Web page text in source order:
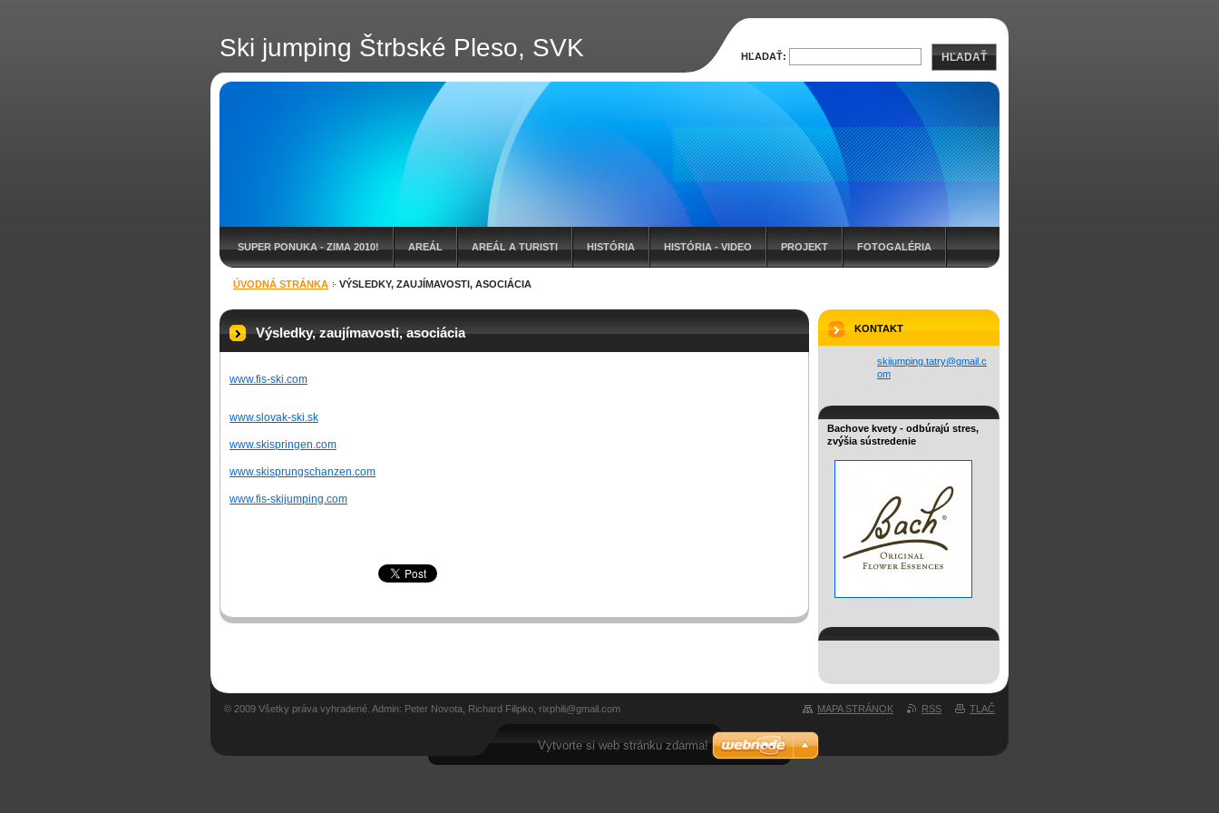
Ski jumping Štrbské Pleso, SVK
SUPER PONUKA - ZIMA 2010! AREÁL AREÁL A TURISTI HISTÓRIA HISTÓRIA - VIDEO PROJEKT FOTOGALÉRIA
BLOG
ÚVODNÁ STRÁNKA VÝSLEDKY, ZAUJÍMAVOSTI, ASOCIÁCIA
Výsledky, zaujímavosti, asociácia
www.fis-ski.com
www.slovak-ski.sk
www.skispringen.com
www.skisprungschanzen.com
www.fis-skijumping.com
KONTAKT
skijumping.tatry@gmail.c
om
Bachove kvety - odbúrajú stres,
zvýšia sústredenie
HĽADAŤ: HĽADAŤ
MAPA STRÁNOK RSS TLAČ
© 2009 Všetky práva vyhradené. Admin: Peter Novota, Richard Filipko, rixphili@gmail.com
Vytvorte si web stránku zdarma!